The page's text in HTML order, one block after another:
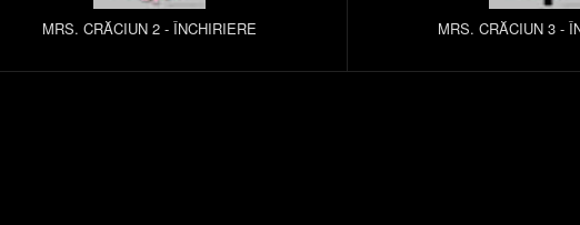
MRS. CRĂCIUN 2 - ÎNCHIRIERE MRS. CRĂCIUN 3 -